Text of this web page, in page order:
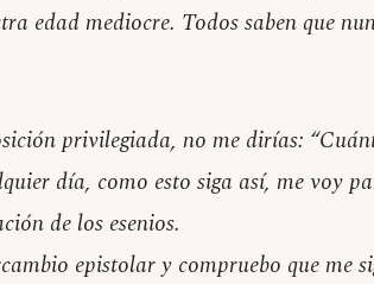
edad mediocre. Todos saben que
privilegiada, no me dirías:
día, como esto siga así, me voy
de los esenios.
epistolar y compruebo que me